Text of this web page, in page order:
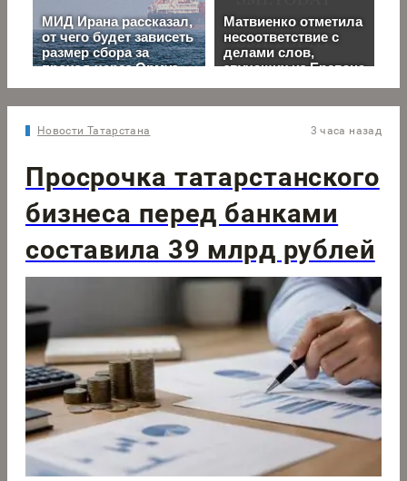
Новости Татарстана 3 часа назад
Просрочка татарстанского
бизнеса перед банками
составила 39 млрд рублей